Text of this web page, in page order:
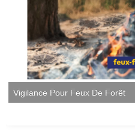
Vigilance Pour Feux De Forêt